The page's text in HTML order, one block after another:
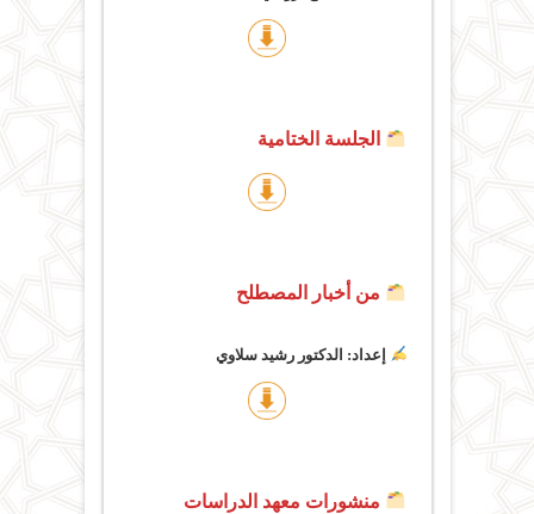
الجلسة الختامية
من أخبار المصطلح
إعداد: الدكتور رشيد سلاوي
منشورات معهد الدراسات